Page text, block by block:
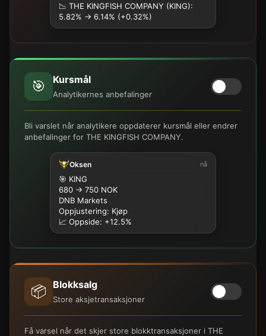
📉 THE KINGFISH COMPANY (KING):
5.82% → 6.14% (+0.32%)
🎯 Kursmål
Analytikernes anbefalinger
Bli varslet når analytikere oppdaterer kursmål eller endrer
anbefalinger for THE KINGFISH COMPANY.
Oksen nå
🎯 KING
680 → 750 NOK
DNB Markets
Oppjustering: Kjøp
📈 Oppside: +12.5%
📦 Blokksalg
Store aksjetransaksjoner
Få varsel når det skjer store blokktransaksjoner i THE